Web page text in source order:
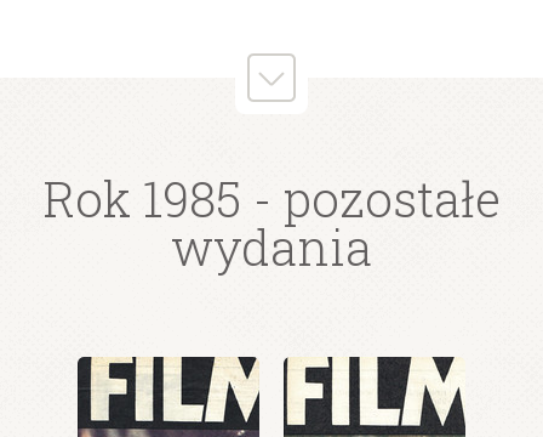
wydanie: 10/1985 wydanie: 10/1985
Rok 1985 - pozostałe
wydania